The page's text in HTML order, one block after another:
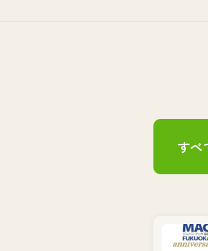
すべ